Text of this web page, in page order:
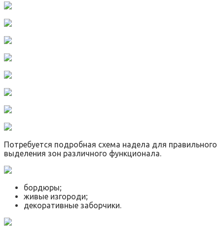
Потребуется подробная схема надела для правильного
выделения зон различного функционала.
бордюры;
живые изгороди;
декоративные заборчики.